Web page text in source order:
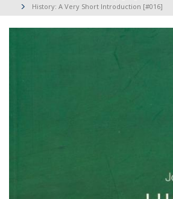
History: A Very Short Introduction [#016]